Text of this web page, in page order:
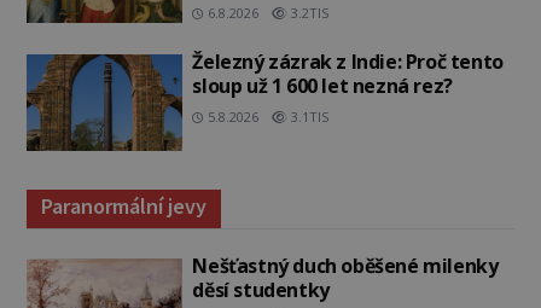
6.8.2026 3.2TIS
Železný zázrak z Indie: Proč tento
sloup už 1 600 let nezná rez?
5.8.2026 3.1TIS
Paranormální jevy
Nešťastný duch oběšené milenky
děsí studentky